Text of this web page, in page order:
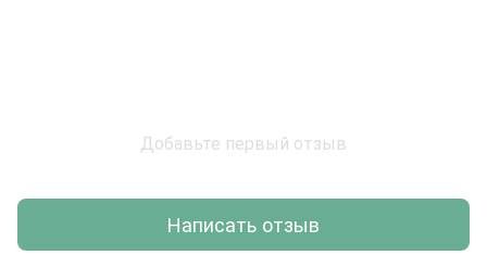
Добавьте первый отзыв
Написать отзыв